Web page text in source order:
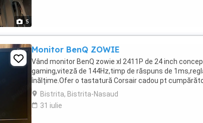
5
Monitor BenQ ZOWIE
Vând monitor BenQ zowie xl 2411P de 24 inch
gaming,viteză de 144Hz,timp de răspuns de
înălțime.Ofer o tastatură Corsair cadou pt
Bistrita, Bistrita-Nasaud
31 iulie